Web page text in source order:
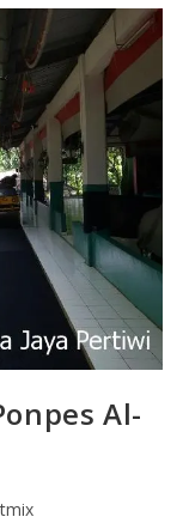
Al-